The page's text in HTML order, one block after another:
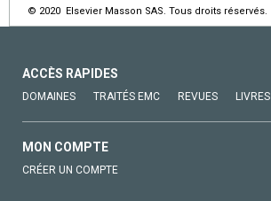
© 2020 Elsevier Masson SAS. Tous droits réservés.
ACCÈS RAPIDES
DOMAINES TRAITÉS EMC REVUES LIVRES
MON COMPTE
CRÉER UN COMPTE